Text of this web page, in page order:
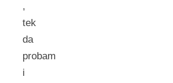
,
tek
da
probam
i